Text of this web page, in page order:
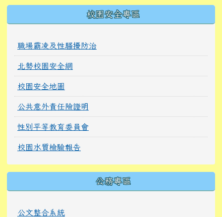
校園安全專區
職場霸凌及性騷擾防治
北勢校園安全網
校園安全地圖
公共意外責任險證明
性別平等教育委員會
校園水質檢驗報告
公務專區
公文整合系統